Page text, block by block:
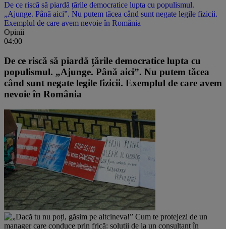
De ce riscă să piardă țările democratice lupta cu populismul.
„Ajunge. Până aici”. Nu putem tăcea când sunt negate legile fizicii.
Exemplul de care avem nevoie în România
Opinii
04:00
De ce riscă să piardă țările democratice lupta cu
populismul. „Ajunge. Până aici”. Nu putem tăcea
când sunt negate legile fizicii. Exemplul de care avem
nevoie în România